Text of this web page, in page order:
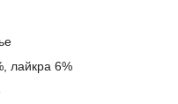
лайкра 6%